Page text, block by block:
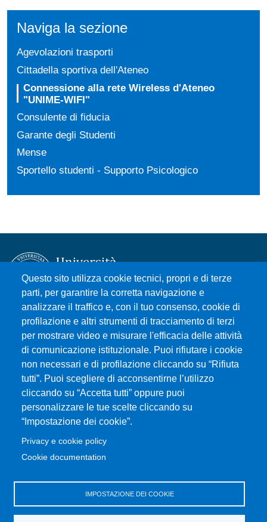
Naviga la sezione
Agevolazioni trasporti
Cittadella sportiva dell'Ateneo
Connessione alla rete Wireless d'Ateneo
"UNIME-WIFI"
Consulente di fiducia
Garante degli Studenti
Mense
Sportello studenti - Supporto Psicologico
Questo sito utilizza cookie tecnici, propri e di terze
parti, per garantire la corretta navigazione e
analizzare il traffico e, con il tuo consenso, cookie di
profilazione e altri strumenti di tracciamento di terzi
per mostrare video e misurare l'efficacia delle attività
di comunicazione istituzionale. Puoi rifiutare i cookie
non necessari e di profilazione cliccando su “Rifiuta
tutti”. Puoi scegliere di acconsentirne l’utilizzo
cliccando su “Accetta tutti” oppure puoi
personalizzare le tue scelte cliccando su
“Impostazione dei cookie”.
Privacy e cookie policy
Cookie documentation
IMPOSTAZIONE DEI COOKIE
Università degli Studi di Messina
Piazza Pugliatti, 1 - 98122 Messina
Cod. Fiscale 80004070837
P.IVA 00724160833
Centralino: 090 676 1
MENÙ SOCIAL
MENÙ FOOTER 1
Accessibilità
Privacy e cookie policy
MENÙ FOOTER 2
Amministrazione trasparente